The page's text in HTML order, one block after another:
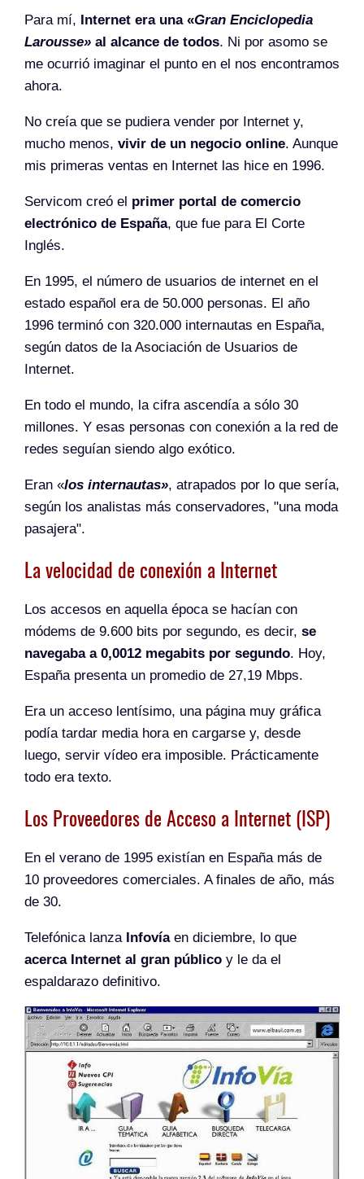
Para mí, Internet era una «Gran Enciclopedia
Larousse» al alcance de todos. Ni por asomo se
me ocurrió imaginar el punto en el nos encontramos
ahora.
No creía que se pudiera vender por Internet y,
mucho menos, vivir de un negocio online. Aunque
mis primeras ventas en Internet las hice en 1996.
Servicom creó el primer portal de comercio
electrónico de España, que fue para El Corte
Inglés.
En 1995, el número de usuarios de internet en el
estado español era de 50.000 personas. El año
1996 terminó con 320.000 internautas en España,
según datos de la Asociación de Usuarios de
Internet.
En todo el mundo, la cifra ascendía a sólo 30
millones. Y esas personas con conexión a la red de
redes seguían siendo algo exótico.
Eran «los internautas», atrapados por lo que sería,
según los analistas más conservadores, "una moda
pasajera".
La velocidad de conexión a Internet
Los accesos en aquella época se hacían con
módems de 9.600 bits por segundo, es decir, se
navegaba a 0,0012 megabits por segundo. Hoy,
España presenta un promedio de 27,19 Mbps.
Era un acceso lentísimo, una página muy gráfica
podía tardar media hora en cargarse y, desde
luego, servir vídeo era imposible. Prácticamente
todo era texto.
Los Proveedores de Acceso a Internet (ISP)
En el verano de 1995 existían en España más de
10 proveedores comerciales. A finales de año, más
de 30.
Telefónica lanza Infovíaen diciembre, lo que
acerca Internet al gran público y le da el
espaldarazo definitivo.